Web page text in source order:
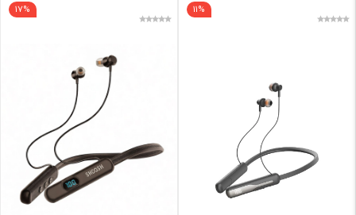
فقط کالاهای موجود
فیلتر براساس قیمت :
قیمت: تومان
11%
17%